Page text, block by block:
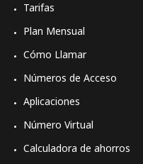
Tarifas
Plan Mensual
Cómo Llamar
Números de Acceso
Aplicaciones
Número Virtual
Calculadora de ahorros